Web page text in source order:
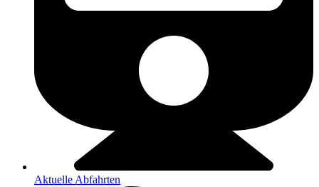
Aktuelle Abfahrten